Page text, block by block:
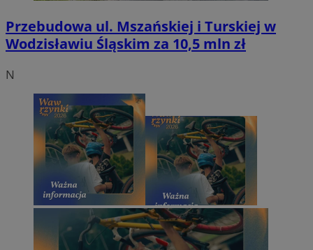
Przebudowa ul. Mszańskiej i Turskiej w
Wodzisławiu Śląskim za 10,5 mln zł
N